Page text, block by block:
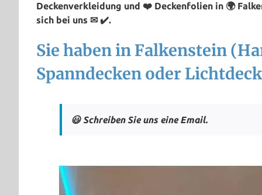
Deckenverkleidung und ❤️ Deckenfolien in 🌍
sich bei uns ✉ ✔️.
Sie haben in Falkenstein
Spanndecken oder
😃 Schreiben Sie uns eine Email.